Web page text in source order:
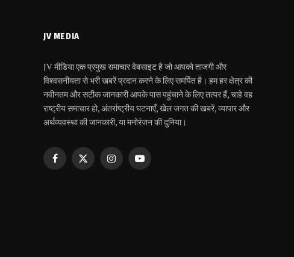
JV MEDIA
JV मीडिया एक प्रमुख समाचार वेबसाइट है जो आपको ताजगी और
विश्वसनीयता से भरी खबरें प्रदान करने के लिए समर्पित है। हम हर क्षेत्र की
नवीनतम और सटीक जानकारी आपके पास पहुंचाने के लिए तत्पर हैं, चाहे वह
राष्ट्रीय समाचार हो, अंतर्राष्ट्रीय घटनाएँ, खेल जगत की खबरें, व्यापार और
अर्थव्यवस्था की जानकारी, या मनोरंजन की दुनिया।
Facebook
X
InstagramYouTube